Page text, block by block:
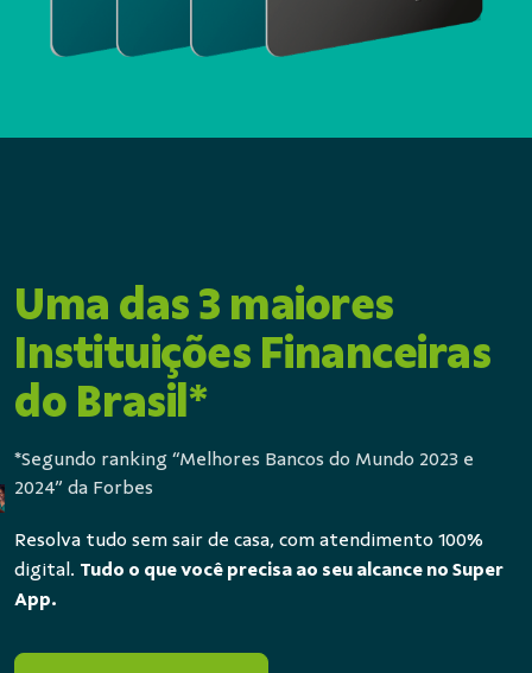
Uma das 3 maiores
Instituições Financeiras
do Brasil *
*Segundo ranking “Melhores Bancos do Mundo 2023 e
2024” da Forbes
Resolva tudo sem sair de casa, com atendimento 100%
digital. Tudo o que você precisa ao seu alcance no Super
App.